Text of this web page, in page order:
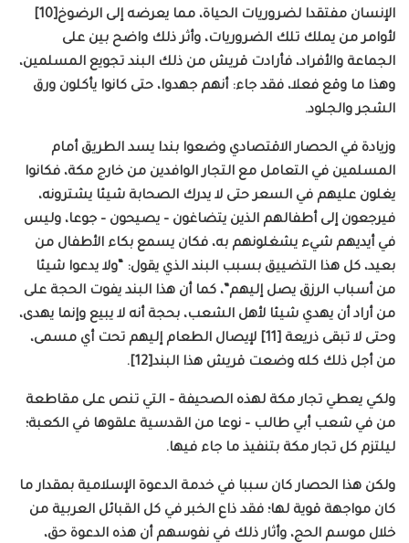
الإنسان مفتقدا لضروريات الحياة، مما يعرضه إلى الرضوخ[10]
لأوامر من يملك تلك الضروريات، وأثر ذلك واضح بين على
الجماعة والأفراد، فأرادت قريش من ذلك البند تجويع المسلمين،
وهذا ما وقع فعلا، فقد جاء: أنهم جهدوا، حتى كانوا يأكلون ورق
الشجر والجلود.
وزيادة في الحصار الاقتصادي وضعوا بندا يسد الطريق أمام
المسلمين في التعامل مع التجار الوافدين من خارج مكة، فكانوا
يغلون عليهم في السعر حتى لا يدرك الصحابة شيئا يشترونه،
فيرجعون إلى أطفالهم الذين يتضاغون – يصيحون – جوعا، وليس
في أيديهم شيء يشغلونهم به، فكان يسمع بكاء الأطفال من
بعيد، كل هذا التضييق بسبب البند الذي يقول: “ولا يدعوا شيئا
من أسباب الرزق يصل إليهم”، كما أن هذا البند يفوت الحجة على
من أراد أن يهدي شيئا لأهل الشعب، بحجة أنه لا يبيع وإنما يهدى،
وحتى لا تبقى ذريعة [11] لإيصال الطعام إليهم تحت أي مسمى،
من أجل ذلك كله وضعت قريش هذا البند[12].
ولكي يعطي تجار مكة لهذه الصحيفة – التي تنص على مقاطعة
من في شعب أبي طالب – نوعا من القدسية علقوها في الكعبة؛
ليلتزم كل تجار مكة بتنفيذ ما جاء فيها.
ولكن هذا الحصار كان سببا في خدمة الدعوة الإسلامية بمقدار ما
كان مواجهة قوية لها؛ فقد ذاع الخبر في كل القبائل العربية من
خلال موسم الحج، وأثار ذلك في نفوسهم أن هذه الدعوة حق،